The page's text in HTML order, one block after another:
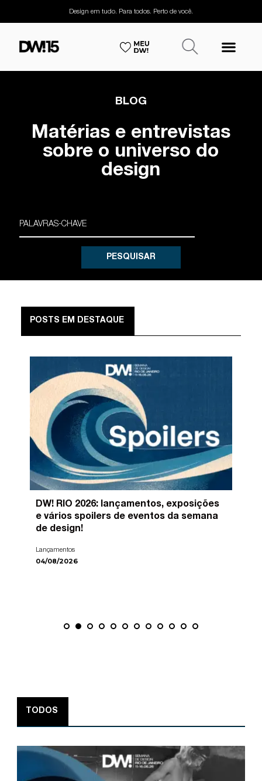
Design em tudo. Para todos. Perto de você.
BLOG
Matérias e entrevistas
sobre o universo do
design
PESQUISAR
POSTS EM DESTAQUE
DW! RIO 2026: lançamentos, exposições
e vários spoilers de eventos da semana
de design!
Lançamentos
04/08/2026
TODOS